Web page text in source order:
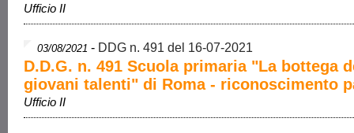
Ufficio II
03/08/2021 - DDG n. 491 del 16-07-2021
D.D.G. n. 491 Scuola primaria "La bottega
giovani talenti" di Roma - riconoscimento
Ufficio II